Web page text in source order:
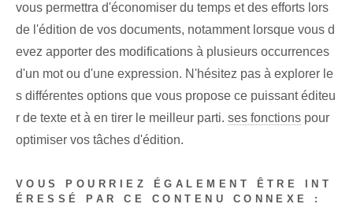
vous permettra d'économiser du temps et des efforts lors
de l'édition de vos documents, notamment lorsque vous d
evez apporter des modifications à plusieurs occurrences
d'un mot ou d'une expression. N'hésitez pas à explorer le
s différentes options que vous propose ce puissant éditeu
r de texte et à en tirer le meilleur parti. ses fonctions pour
optimiser vos tâches d'édition.
VOUS POURRIEZ ÉGALEMENT ÊTRE INT
ÉRESSÉ PAR CE CONTENU CONNEXE :